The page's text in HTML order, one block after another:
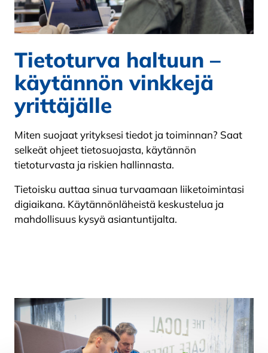
Tietoturva haltuun –
käytännön vinkkejä
yrittäjälle
Miten suojaat yrityksesi tiedot ja toiminnan? Saat
selkeät ohjeet tietosuojasta, käytännön
tietoturvasta ja riskien hallinnasta.
Tietoisku auttaa sinua turvaamaan liiketoimintasi
digiaikana. Käytännönläheistä keskustelua ja
mahdollisuus kysyä asiantuntijalta.